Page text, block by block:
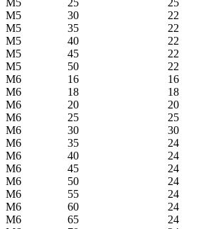
М5
30
22
М5
35
22
М5
40
22
М5
45
22
М5
50
22
М6
16
16
М6
18
18
М6
20
20
М6
25
25
М6
30
30
М6
35
24
М6
40
24
М6
45
24
М6
50
24
М6
55
24
М6
60
24
М6
65
24